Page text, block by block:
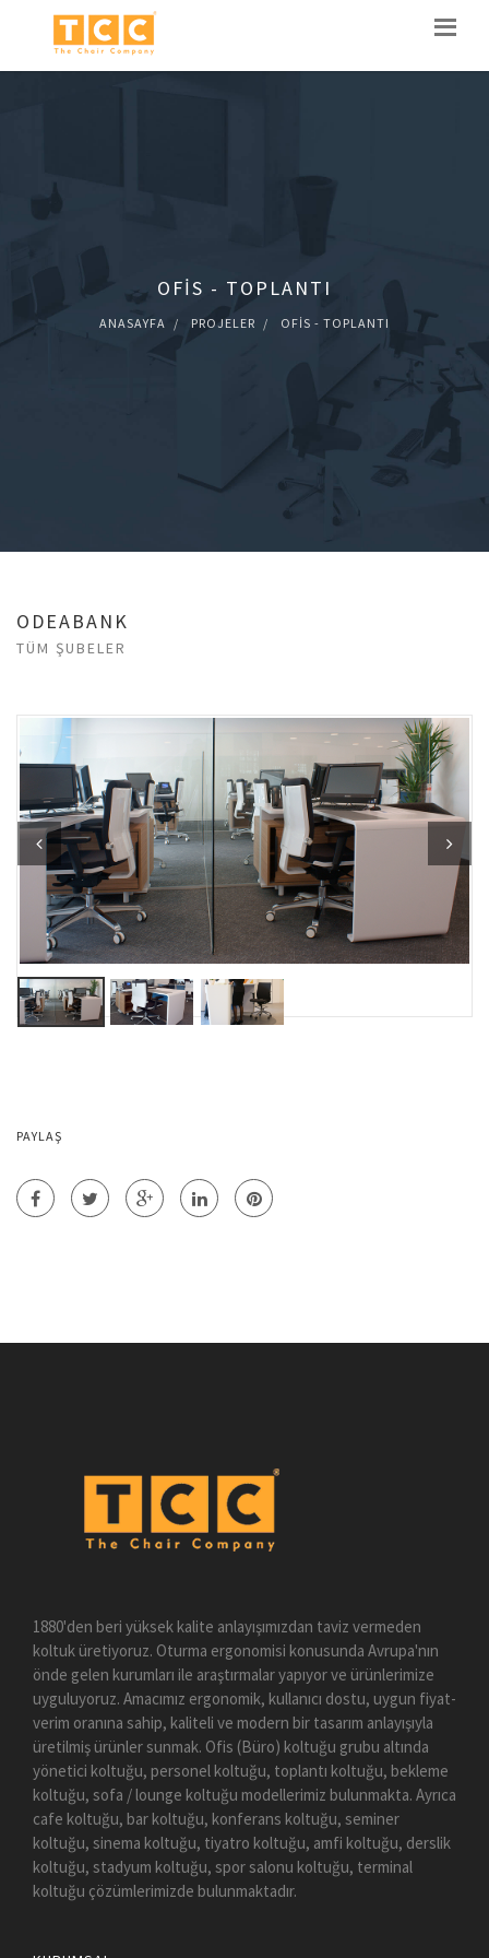
OFIS - TOPLANTI
ANASAYFA PROJELER OFIS - TOPLANTI
ODEABANK
TÜM ŞUBELER
Previous Next
PAYLAŞ
1880'den beri yüksek kalite anlayışımızdan taviz vermeden
koltuk üretiyoruz. Oturma ergonomisi konusunda Avrupa'nın
önde gelen kurumları ile araştırmalar yapıyor ve ürünlerimize
uyguluyoruz. Amacımız ergonomik, kullanıcı dostu, uygun fiyat-
verim oranına sahip, kaliteli ve modern bir tasarım anlayışıyla
üretilmiş ürünler sunmak. Ofis (Büro) koltuğu grubu altında
yönetici koltuğu, personel koltuğu, toplantı koltuğu, bekleme
koltuğu, sofa / lounge koltuğu modellerimiz bulunmakta. Ayrıca
cafe koltuğu, bar koltuğu, konferans koltuğu, seminer
koltuğu, sinema koltuğu, tiyatro koltuğu, amfi koltuğu, derslik
koltuğu, stadyum koltuğu, spor salonu koltuğu, terminal
koltuğu çözümlerimizde bulunmaktadır.